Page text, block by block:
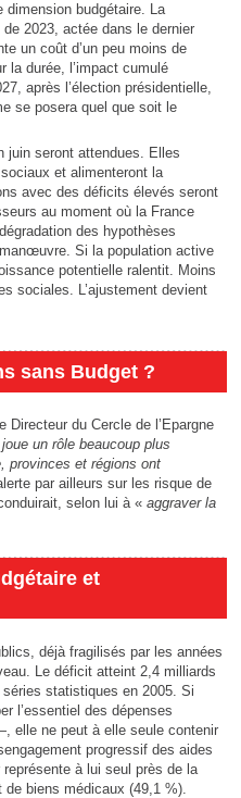
dimension budgétaire. La
2023, actée dans le dernier
un coût d’un peu moins de
la durée, l’impact cumulé
après l’élection présidentielle,
se posera quel que soit le
juin seront attendues. Elles
et alimenteront la
avec des déficits élevés seront
au moment où la France
des hypothèses
Si la population active
potentielle ralentit. Moins
sociales. L’ajustement devient
sans Budget ?
Directeur du Cercle de l’Epargne
un rôle beaucoup plus
provinces et régions ont
par ailleurs sur les risque de
selon lui à «aggraver la
et
déjà fragilisés par les années
Le déficit atteint 2,4 milliards
statistiques en 2005. Si
l’essentiel des dépenses
elle ne peut à elle seule contenir
progressif des aides
à lui seul près de la
biens médicaux (49,1 %).